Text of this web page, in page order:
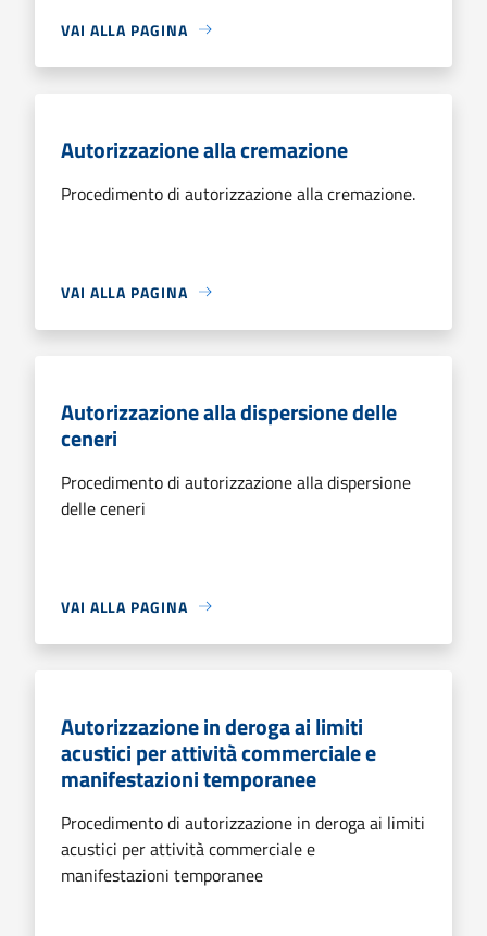
VAI ALLA PAGINA
Autorizzazione alla cremazione
Procedimento di autorizzazione alla cremazione.
VAI ALLA PAGINA
Autorizzazione alla dispersione delle
ceneri
Procedimento di autorizzazione alla dispersione
delle ceneri
VAI ALLA PAGINA
Autorizzazione in deroga ai limiti
acustici per attività commerciale e
manifestazioni temporanee
Procedimento di autorizzazione in deroga ai limiti
acustici per attività commerciale e
manifestazioni temporanee